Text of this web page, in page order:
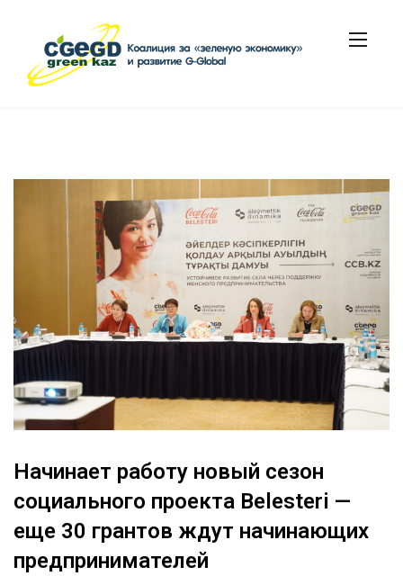
Начинает работу новый сезон
социального проекта Belesteri —
еще 30 грантов ждут начинающих
предпринимателей